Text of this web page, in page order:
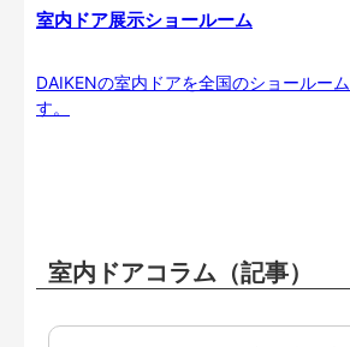
室内ドア展示ショールーム
DAIKENの室内ドアを全国のショールー
す。
室内ドアコラム（記事）